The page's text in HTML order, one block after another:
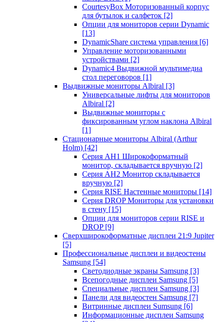
CourtesyBox Моторизованный корпус
для бутылок и салфеток [2]
Опции для мониторов серии Dynamic
[13]
DynamicShare система управления [6]
Управление моторизованными
устройствами [2]
Dynamic4 Выдвижной мультимедиа
стол переговоров [1]
Выдвижные мониторы Albiral [3]
Универсальные лифты для мониторов
Albiral [2]
Выдвижные мониторы с
фиксированным углом наклона Albiral
[1]
Стационарные мониторы Albiral (Arthur
Holm) [42]
Серия AH1 Широкоформатный
монитор, складывается вручную [2]
Серия AH2 Монитор складывается
вручную [2]
Серия RISE Настенные мониторы [14]
Серия DROP Мониторы для установки
в стену [15]
Опции для мониторов серии RISE и
DROP [9]
Сверхширокоформатные дисплеи 21:9 Jupiter
[5]
Профессиональные дисплеи и видеостены
Samsung [54]
Светодиодные экраны Samsung [3]
Всепогодные дисплеи Samsung [5]
Специальные дисплеи Samsung [3]
Панели для видеостен Samsung [7]
Витринные дисплеи Sumsung [6]
Информационные дисплеи Samsung